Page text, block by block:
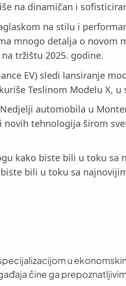
na dinamičan i
na stilu i
mnogo detalja o novom
tržištu 2025. godine.
EV) sledi lansiranje
Teslinom Modelu X,
automobila u
tehnologija širom
kako biste bili u toku
bili u toku sa
u
čine ga